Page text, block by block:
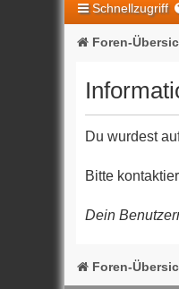
Schnellzugriff
Foren-
Du wurdest
Bitte
Dein
Foren-